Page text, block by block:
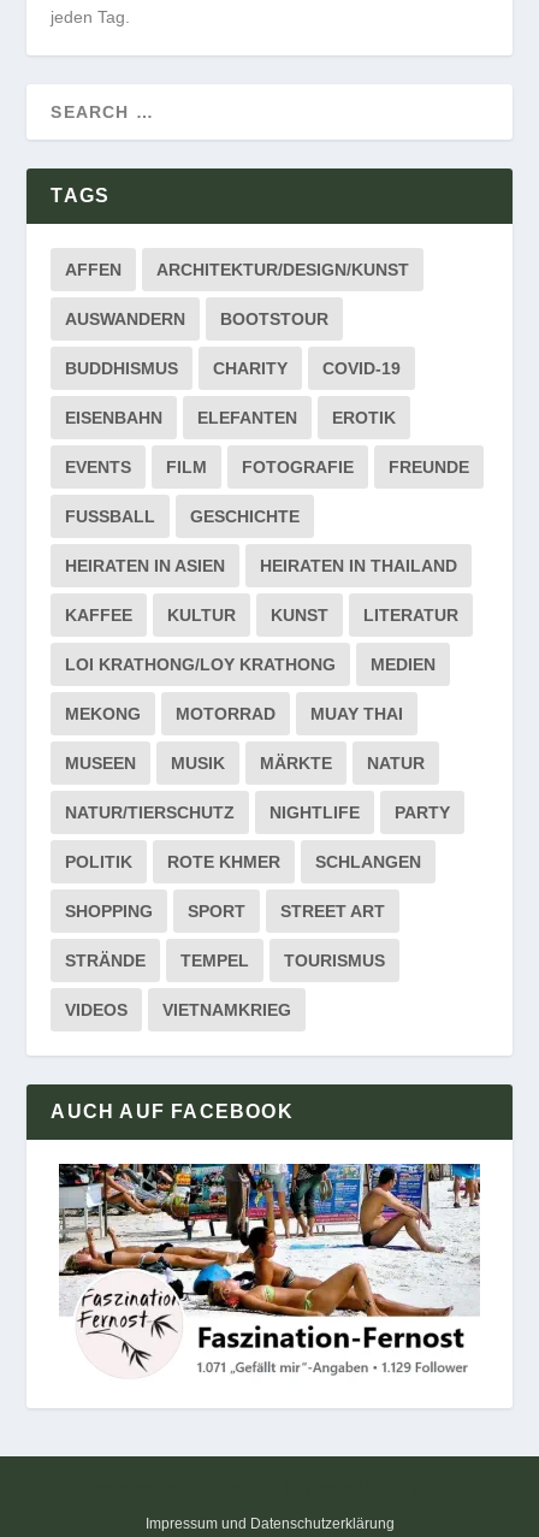
jeden Tag.
TAGS
AFFEN ARCHITEKTUR/DESIGN/KUNST
AUSWANDERN BOOTSTOUR
BUDDHISMUS CHARITY COVID-19
EISENBAHN ELEFANTEN EROTIK
EVENTS FILM FOTOGRAFIE FREUNDE
FUSSBALL GESCHICHTE
HEIRATEN IN ASIEN HEIRATEN IN THAILAND
KAFFEE KULTUR KUNST LITERATUR
LOI KRATHONG/LOY KRATHONG MEDIEN
MEKONG MOTORRAD MUAY THAI
MUSEEN MUSIK MÄRKTE NATUR
NATUR/TIERSCHUTZ NIGHTLIFE PARTY
POLITIK ROTE KHMER SCHLANGEN
SHOPPING SPORT STREET ART
STRÄNDE TEMPEL TOURISMUS
VIDEOS VIETNAMKRIEG
AUCH AUF FACEBOOK
Impressum und Datenschutzerklärung